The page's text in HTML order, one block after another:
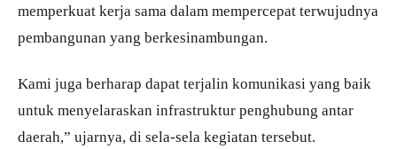
memperkuat kerja sama dalam mempercepat terwujudnya
pembangunan yang berkesinambungan.
Kami juga berharap dapat terjalin komunikasi yang baik
untuk menyelaraskan infrastruktur penghubung antar
daerah,” ujarnya, di sela-sela kegiatan tersebut.